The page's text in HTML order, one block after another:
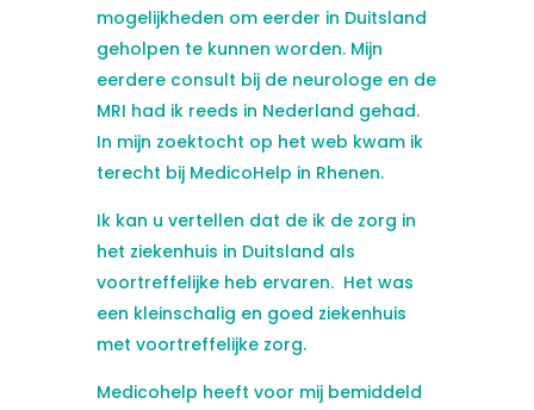
mogelijkheden om eerder in Duitsland
geholpen te kunnen worden. Mijn
eerdere consult bij de neurologe en de
MRI had ik reeds in Nederland gehad.
In mijn zoektocht op het web kwam ik
terecht bij MedicoHelp in Rhenen.
Ik kan u vertellen dat de ik de zorg in
het ziekenhuis in Duitsland als
voortreffelijke heb ervaren. Het was
een kleinschalig en goed ziekenhuis
met voortreffelijke zorg.
Medicohelp heeft voor mij bemiddeld